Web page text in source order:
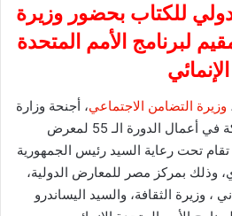
للكتاب بحضور وزيرة
لبرنامج الأمم المتحدة
الإنمائي
وزيرة التضامن الاجتماعي، أجنحة وزارة
التضامن الاجتماعي المشاركة في أعمال الدورة الـ 55 لمعرض
تقام تحت رعاية السيد رئيس الجمهورية
الجاري، وذلك بمركز مصر للمعارض الدولية،
، وزيرة الثقافة، والسيد اليساندرو